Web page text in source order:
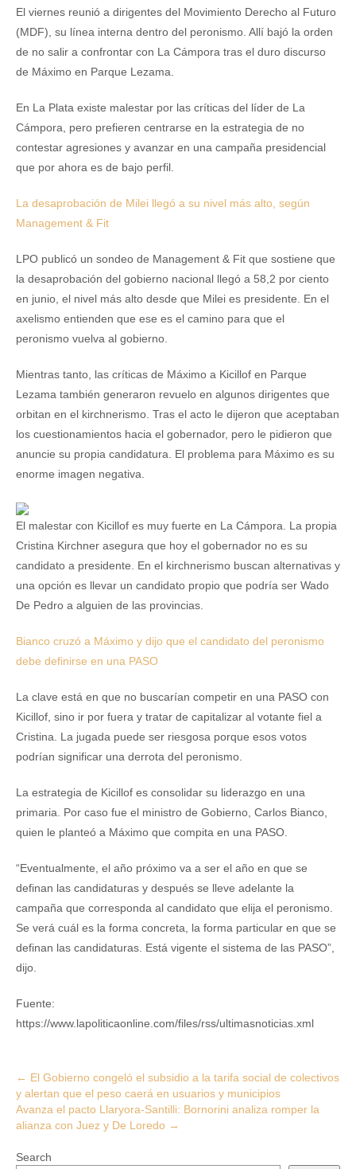
El viernes reunió a dirigentes del Movimiento Derecho al Futuro
(MDF), su línea interna dentro del peronismo. Allí bajó la orden
de no salir a confrontar con La Cámpora tras el duro discurso
de Máximo en Parque Lezama.
En La Plata existe malestar por las críticas del líder de La
Cámpora, pero prefieren centrarse en la estrategia de no
contestar agresiones y avanzar en una campaña presidencial
que por ahora es de bajo perfil.
La desaprobación de Milei llegó a su nivel más alto, según
Management & Fit
LPO publicó un sondeo de Management & Fit que sostiene que
la desaprobación del gobierno nacional llegó a 58,2 por ciento
en junio, el nivel más alto desde que Milei es presidente. En el
axelismo entienden que ese es el camino para que el
peronismo vuelva al gobierno.
Mientras tanto, las críticas de Máximo a Kicillof en Parque
Lezama también generaron revuelo en algunos dirigentes que
orbitan en el kirchnerismo. Tras el acto le dijeron que aceptaban
los cuestionamientos hacia el gobernador, pero le pidieron que
anuncie su propia candidatura. El problema para Máximo es su
enorme imagen negativa.
El malestar con Kicillof es muy fuerte en La Cámpora. La propia
Cristina Kirchner asegura que hoy el gobernador no es su
candidato a presidente. En el kirchnerismo buscan alternativas y
una opción es llevar un candidato propio que podría ser Wado
De Pedro a alguien de las provincias.
Bianco cruzó a Máximo y dijo que el candidato del peronismo
debe definirse en una PASO
La clave está en que no buscarían competir en una PASO con
Kicillof, sino ir por fuera y tratar de capitalizar al votante fiel a
Cristina. La jugada puede ser riesgosa porque esos votos
podrían significar una derrota del peronismo.
La estrategia de Kicillof es consolidar su liderazgo en una
primaria. Por caso fue el ministro de Gobierno, Carlos Bianco,
quien le planteó a Máximo que compita en una PASO.
“Eventualmente, el año próximo va a ser el año en que se
definan las candidaturas y después se lleve adelante la
campaña que corresponda al candidato que elija el peronismo.
Se verá cuál es la forma concreta, la forma particular en que se
definan las candidaturas. Está vigente el sistema de las PASO”,
dijo.
Fuente:
https://www.lapoliticaonline.com/files/rss/ultimasnoticias.xml
Post
navigation
← El Gobierno congeló el subsidio a la tarifa social de colectivos
y alertan que el peso caerá en usuarios y municipios
Avanza el pacto Llaryora-Santilli: Bornorini analiza romper la
alianza con Juez y De Loredo →
Search